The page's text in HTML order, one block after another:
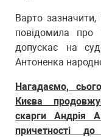
Варто
повідомила про
допускає на
Антоненка
Нагадаємо,
Києва
скарги Андрія
причетності